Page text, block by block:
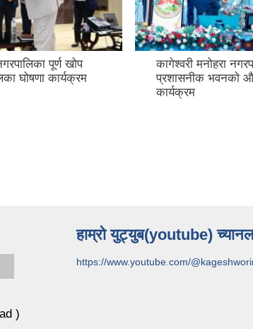
पूर्ण खोप
घोषणा कार्यक्रम
कागेश्वरी मनोहरा
प्रशासनीक भवनको
कार्यक्रम
)
हाम्रो युट्युब(youtube) च्यानल
https://www.youtube.com/